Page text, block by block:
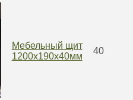
Мебельный щит
1200x190x40мм
40